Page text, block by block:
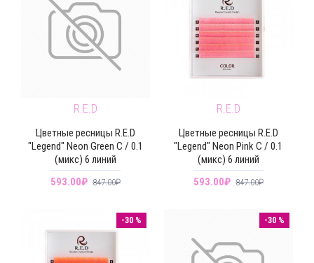
R.E.D
Цветные ресницы R.E.D
"Legend" Neon Green C / 0.1
(микс) 6 линий
593.00₽ 847.00₽
R.E.D
Цветные ресницы R.E.D
"Legend" Neon Pink C / 0.1
(микс) 6 линий
593.00₽ 847.00₽
-30 % -30 %